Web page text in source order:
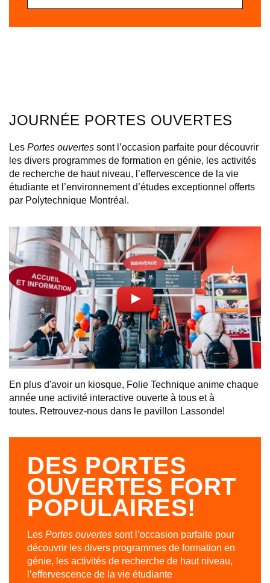
JOURNÉE PORTES OUVERTES
Les Portes ouvertes sont l’occasion parfaite pour découvrir
les divers programmes de formation en génie, les activités
de recherche de haut niveau, l’effervescence de la vie
étudiante et l’environnement d’études exceptionnel offerts
par Polytechnique Montréal.
En plus d'avoir un kiosque, Folie Technique anime chaque
année une activité interactive ouverte à tous et à
toutes. Retrouvez-nous dans le pavillon Lassonde!
DES PORTES
OUVERTES FORT
POPULAIRES!
Les Portes ouvertes sont l’occasion parfaite pour
découvrir les divers programmes de formation en
génie, les activités de recherche de haut niveau,
l’effervescence de la vie étudiante